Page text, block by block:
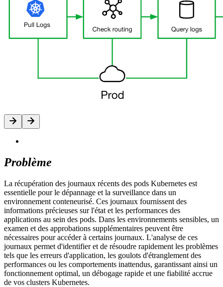
Problème
La récupération des journaux récents des pods Kubernetes est
essentielle pour le dépannage et la surveillance dans un
environnement conteneurisé. Ces journaux fournissent des
informations précieuses sur l'état et les performances des
applications au sein des pods. Dans les environnements sensibles, un
examen et des approbations supplémentaires peuvent être
nécessaires pour accéder à certains journaux. L'analyse de ces
journaux permet d'identifier et de résoudre rapidement les problèmes
tels que les erreurs d'application, les goulots d'étranglement des
performances ou les comportements inattendus, garantissant ainsi un
fonctionnement optimal, un débogage rapide et une fiabilité accrue
de vos clusters Kubernetes.